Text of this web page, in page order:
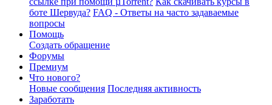
боте Шервуда? FAQ - Ответы на часто задаваемые
вопросы
Помощь
Создать обращение
Форумы
Премиум
Что нового?
Новые сообщения Последняя активность
Заработать